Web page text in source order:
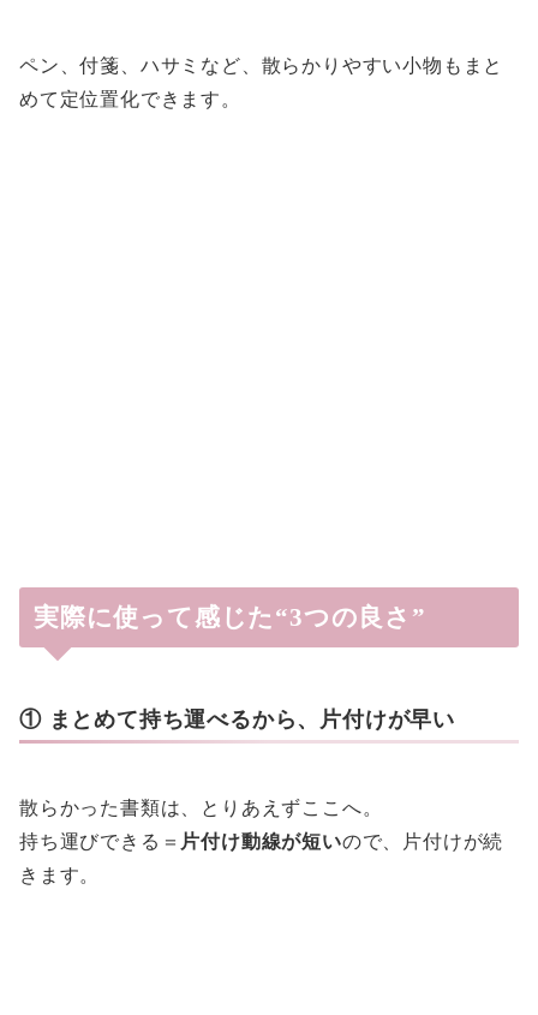
ペン、付箋、ハサミなど、散らかりやすい小物もまと
めて定位置化できます。
実際に使って感じた“3つの良さ”
① まとめて持ち運べるから、片付けが早い
散らかった書類は、とりあえずここへ。
持ち運びできる＝ 片付け動線が短いので、片付けが続
きます。